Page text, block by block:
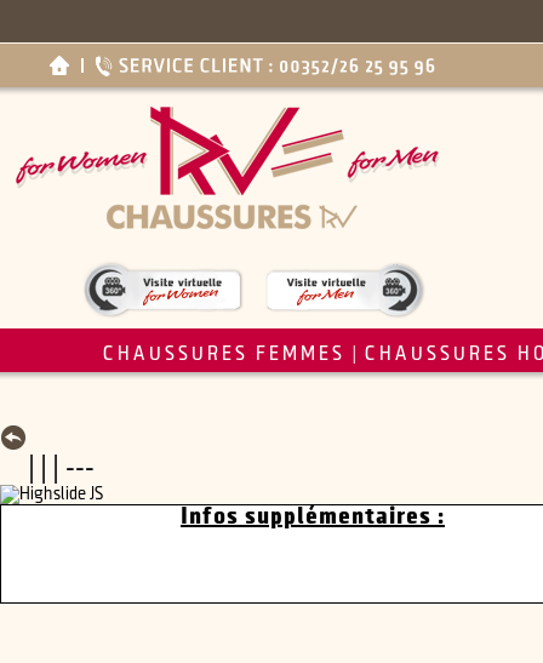
CHAUSSURES FEMMES CHAUSSURES
| | | ---
Infos supplémentaires :